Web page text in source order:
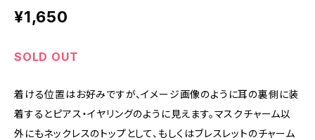
¥1,650
SOLD OUT
着ける位置はお好みですが、イメージ画像のように耳の裏側に装
着するとピアス・イヤリングのように見えます。マスクチャーム以
外にもネックレスのトップとして、もしくはブレスレットのチャーム